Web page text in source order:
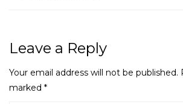
Leave a Reply
Your email address will not be published.
marked *